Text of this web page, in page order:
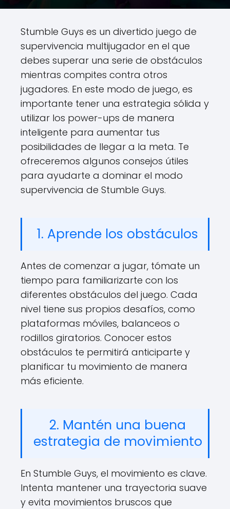
Stumble Guys es un divertido juego de
supervivencia multijugador en el que
debes superar una serie de obstáculos
mientras compites contra otros
jugadores. En este modo de juego, es
importante tener una estrategia sólida y
utilizar los power-ups de manera
inteligente para aumentar tus
posibilidades de llegar a la meta. Te
ofreceremos algunos consejos útiles
para ayudarte a dominar el modo
supervivencia de Stumble Guys.
1. Aprende los obstáculos
Antes de comenzar a jugar, tómate un
tiempo para familiarizarte con los
diferentes obstáculos del juego. Cada
nivel tiene sus propios desafíos, como
plataformas móviles, balanceos o
rodillos giratorios. Conocer estos
obstáculos te permitirá anticiparte y
planificar tu movimiento de manera
más eficiente.
2. Mantén una buena
estrategia de movimiento
En Stumble Guys, el movimiento es clave.
Intenta mantener una trayectoria suave
y evita movimientos bruscos que